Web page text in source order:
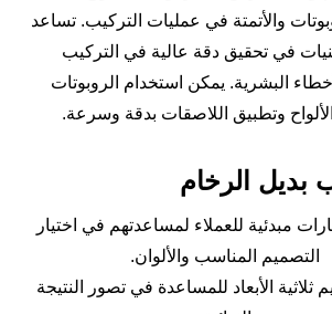
والأتمتة في عمليات التركيب. تساعد
في تحقيق دقة عالية في التركيب
البشرية. يمكن استخدام الروبوتات
وتطبيق اللاصقات بدقة وسرعة.
بديل الرخام
مبدئية للعملاء لمساعدتهم في اختيار
التصميم المناسب والألوان.
ثلاثية الأبعاد للمساعدة في تصور النتيجة